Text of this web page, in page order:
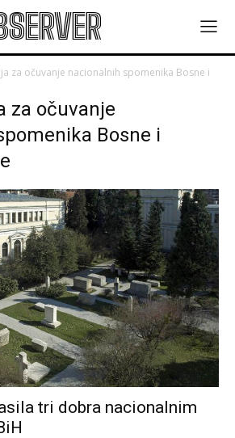
za očuvanje nacionalnih spomenika Bosne i
za očuvanje
Bosne i
tri dobra nacionalnim